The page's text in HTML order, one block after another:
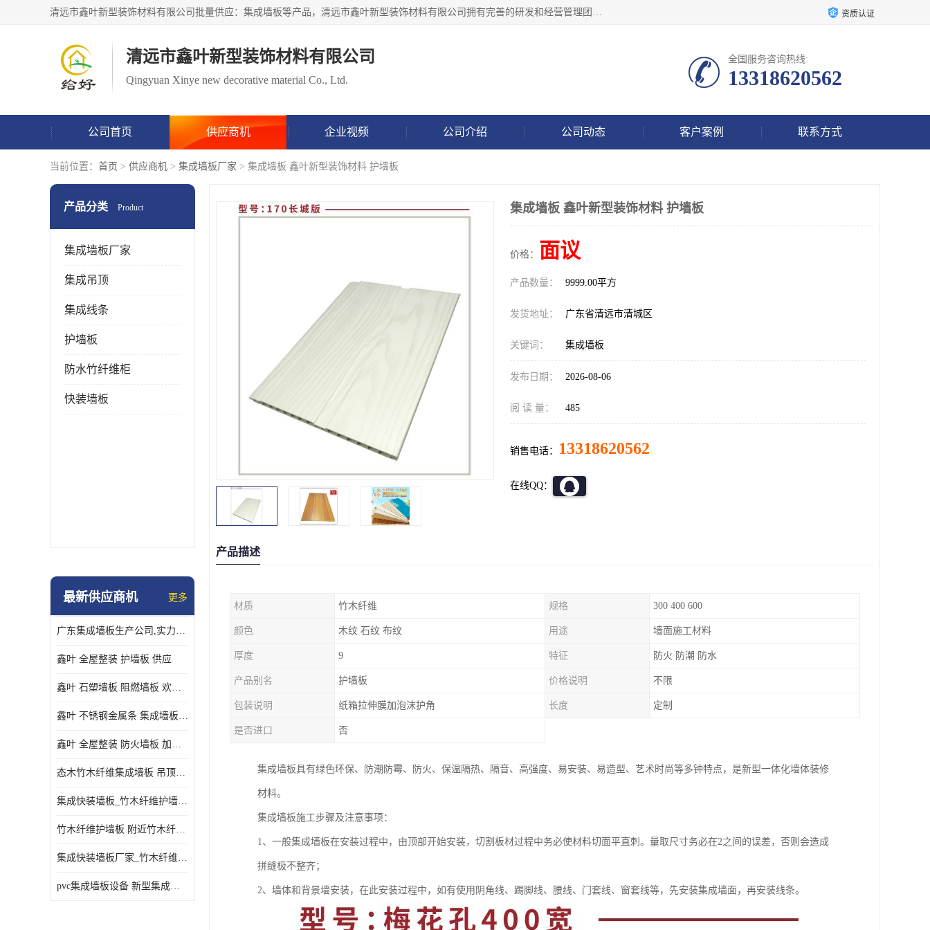
清远市鑫叶新型装饰材料有限公司批量供应：集成墙板等产品，清远市鑫叶新型装饰材料有限公司拥有完善的研发和经营管理团队，取得有70多项证书。不断让研发科技成果惠及全人类，用新材料保护自然资源，让人类生活居住健康与自然发展相和谐。全国统一热线电话：*。 资质认证
清远市鑫叶新型装饰材料有限公司
Qingyuan Xinye new decorative material Co., Ltd.
全国服务咨询热线:
13318620562
公司首页 供应商机 企业视频 公司介绍 公司动态 客户案例 联系方式
当前位置： 首页 > 供应商机 > 集成墙板厂家 > 集成墙板 鑫叶新型装饰材料 护墙板
产品分类 Product
集成墙板厂家
集成吊顶
集成线条
护墙板
防水竹纤维柜
快装墙板
最新供应商机 更多
广东集成墙板生产公司,实力厂家-配送+设计+安装-没中间商
鑫叶 全屋整装 护墙板 供应
鑫叶 石塑墙板 阻燃墙板 欢迎选购
鑫叶 不锈钢金属条 集成墙板阴角线 欢迎选购
鑫叶 全屋整装 防火墙板 加工定制
态木竹木纤维集成墙板 吊顶板材 扣板快装 护墙板
集成快装墙板_竹木纤维护墙板厂家_竹木纤维集成墙板厂家
竹木纤维护墙板 附近竹木纤维集成墙板厂
集成快装墙板厂家_竹木纤维护墙板厂家_竹木纤维集成墙板厂家
pvc集成墙板设备 新型集成墙板 厂家供应
集成墙板 鑫叶新型装饰材料 护墙板
价格： 面议
产品数量： 9999.00平方
发货地址： 广东省清远市清城区
关键词： 集成墙板
发布日期： 2026-08-06
阅 读 量： 485
销售电话： 13318620562
在线QQ：
产品描述
材质 竹木纤维 规格 300 400 600
颜色 木纹 石纹 布纹 用途 墙面施工材料
厚度 9 特征 防火 防潮 防水
产品别名 护墙板 价格说明 不限
包装说明 纸箱拉伸膜加泡沫护角 长度 定制
是否进口 否
集成墙板具有绿色环保、防潮防霉、防火、保温隔热、隔音、高强度、易安装、易造型、艺术时尚等多钟特点，是新型一体化墙体装修
材料。
集成墙板施工步骤及注意事项：
1、一般集成墙板在安装过程中，由顶部开始安装，切割板材过程中务必使材料切面平直刺。量取尺寸务必在2之间的误差，否则会造成
拼缝极不整齐；
2、墙体和背景墙安装，在此安装过程中，如有使用阴角线、踢脚线、腰线、门套线、窗套线等，先安装集成墙面，再安装线条。